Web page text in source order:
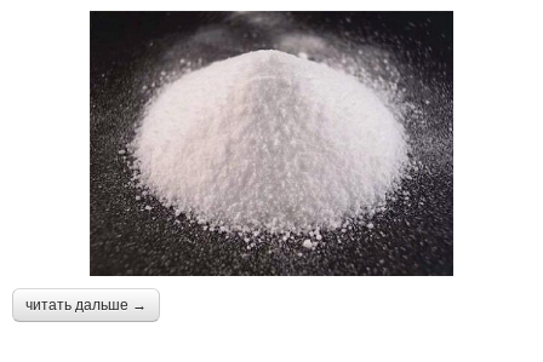
читать дальше →